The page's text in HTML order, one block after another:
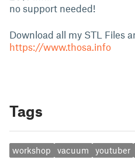
no support needed!
Download all my STL Files
https://www.thosa.info
Tags
workshop vacuum youtuber